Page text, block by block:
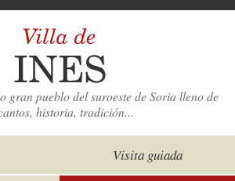
gran pueblo del suroeste de Soria lleno de
historia, tradición...
Visita guiada